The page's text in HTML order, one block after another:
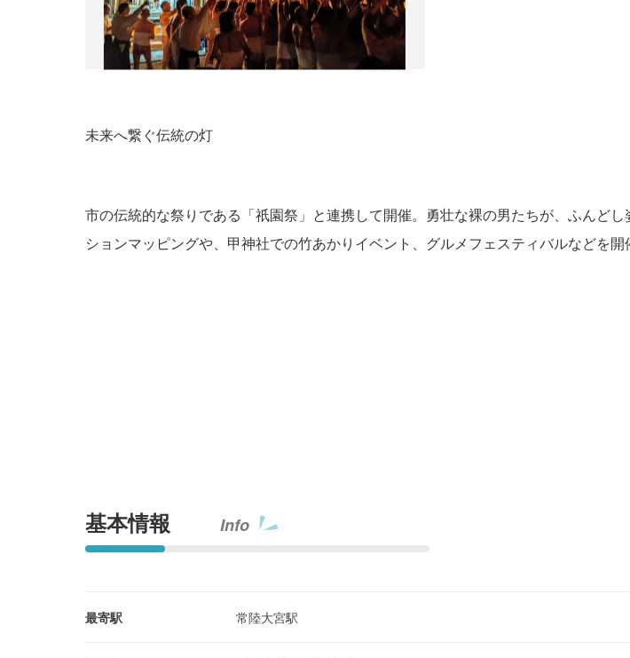
未来へ繋ぐ伝統の灯
市の伝統的な祭りである「祇園祭」と連携して開催。勇壮な裸の男たちが、ふんど
ションマッピングや、甲神社での竹あかりイベント、グルメフェスティバルなどを開
基本情報 Info
最寄駅 常陸大宮駅